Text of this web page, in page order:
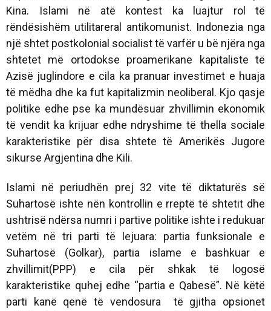
Kina. Islami në atë kontest ka luajtur rol të
rëndësishëm utilitareral antikomunist. Indonezia nga
një shtet postkolonial socialist të varfër u bë njëra nga
shtetet më ortodokse proamerikane kapitaliste të
Azisë juglindore e cila ka pranuar investimet e huaja
të mëdha dhe ka fut kapitalizmin neoliberal. Kjo qasje
politike edhe pse ka mundësuar zhvillimin ekonomik
të vendit ka krijuar edhe ndryshime të thella sociale
karakteristike për disa shtete të Amerikës Jugore
sikurse Argjentina dhe Kili.
Islami në periudhën prej 32 vite të diktaturës së
Suhartosë ishte nën kontrollin e rreptë të shtetit dhe
ushtrisë ndërsa numri i partive politike ishte i redukuar
vetëm në tri parti të lejuara: partia funksionale e
Suhartosë (Golkar), partia islame e bashkuar e
zhvillimit(PPP) e cila për shkak të logosë
karakteristike quhej edhe “partia e Qabesë”. Në këtë
parti kanë qenë të vendosura të gjitha opsionet